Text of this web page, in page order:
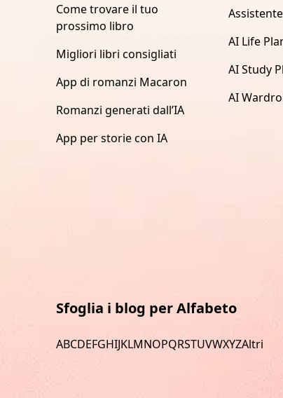
Come trovare il tuo
prossimo libro
Migliori libri consigliati
App di romanzi Macaron
Romanzi generati dall’IA
App per storie con IA
AI Life
AI Study
AI
Sfoglia i blog per Alfabeto
ABCDEFGHIJKLMNOPQRSTUVWXYZAltri